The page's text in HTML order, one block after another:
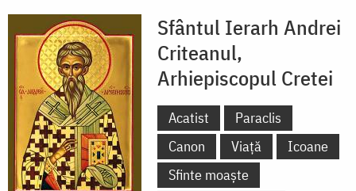
Sfântul Ierarh Andrei
Criteanul,
Arhiepiscopul Cretei
Acatist
Paraclis
Canon
Viață
Icoane
Sfinte moaște